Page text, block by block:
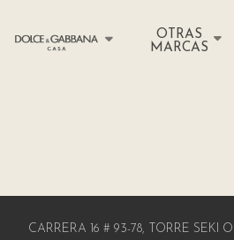
OTRAS
MARCAS
CARRERA 16 # 93-78, TORRE SEKI